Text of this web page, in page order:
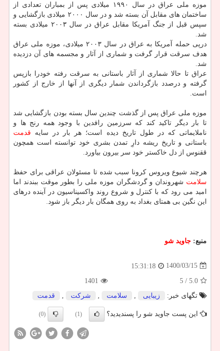
موزه ملی عراق در سال ۱۹۹۰ میلادی پس از بمباران تعدادی از
ساختمان های مقابل آن بسته شد و در سال ۲۰۰۰ میلادی بازگشایی و
سپس قبل از جنگ آمریکا مقابل عراق در سال ۲۰۰۳ میلادی بسته
شد.
درپی حمله آمریکا به عراق در سال ۲۰۰۳ میلادی، موزه ملی عراق
هدف سرقت قرار گرفت و شماری از آثار و مجسمه های آن دزدیده
شد.
عراق تا حالا شماری از آثار باستانی به سرقت رفته خودرا بازپس
گرفته و درصدد بازگرداندن شمار دیگری از آنها از خارج از کشور
است.
موزه ملی عراق پس از گذشت چندین سال بسته بودن بازگشایی شد
تا بار دیگر تاکید کند که سرزمین رافدین با وجود همه رنج ها و
ناملایماتی که در طول تاریخ دیده است؛ هر بار در سایه قدمت
باستانی و تاریخ ریشه دارِ تمدن بشری خود توانسته است همچون
ققنوس از دل خاکستر خود سر بیرون بیاورد.
هرچند شیوع ویروس کرونا سبب شده تا مسئولان عراقی برای حفظ
سلامت شهروندان و گردشگران موزه ملی را بطور موقت ببندند اما
امید می رود که با کنترل و شروع روند واکسیناسیون در آینده درهای
این نگین بی همتای بغداد به روی همگان بار دیگر باز شود.
منبع: جاوید شو
1400/03/15
15:31:18
5.0
/ 5
1401
تگهای خبر:
زیبایی سلامت شركت قدمت
این پست جاوید شو را پسندیدید؟ (1)
(0)